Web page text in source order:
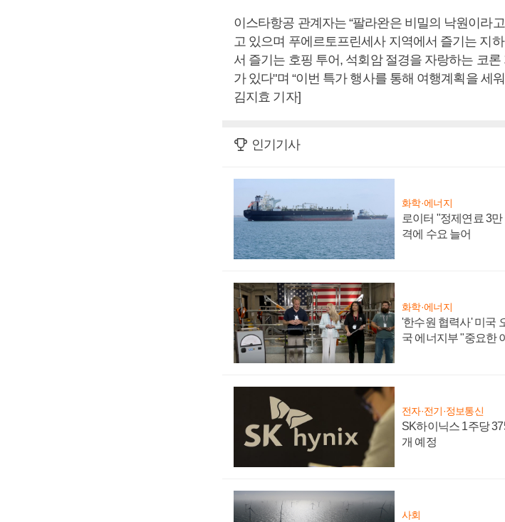
이스타항공 관계자는 “팔라완은 비밀의 낙원이라
고 있으며 푸에르토프린세사 지역에서 즐기는 지
서 즐기는 호핑 투어, 석회암 절경을 자랑하는 코
가 있다"며 “이번 특가 행사를 통해 여행계획을 세
김지효 기자]
인기기사
화학·에너지
로이터 "정제연료 3
격에 수요 늘어
화학·에너지
'한수원 협력사' 미국
국 에너지부 "중요한
전자·전기·정보통신
SK하이닉스 1주당
개 예정
사회